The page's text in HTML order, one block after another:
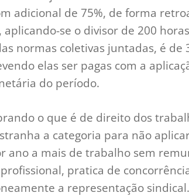
adicional de 75%, de forma
aplicando-se o divisor de 200
normas coletivas juntadas, é
elas ser pagas com a
do período.
o que é de direito dos
a categoria para não
ano a mais de trabalho sem
pratica de
a representação